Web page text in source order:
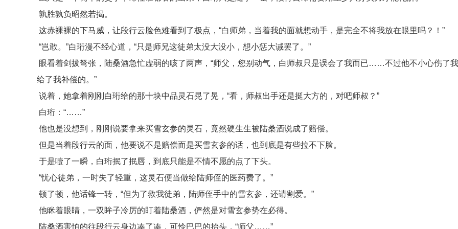
孰胜孰负昭然若揭。
这赤裸裸的下马威，让段行云脸色难看到了极点，“白师弟，当着我的面就想动手，是完全不将我放在眼里吗？！”
“岂敢。”白珩漫不经心道，“只是师兄这徒弟太没大没小，想小惩大诫罢了。”
眼看着剑拔弩张，陆桑酒急忙虚弱的咳了两声，“师父，您别动气，白师叔只是误会了我而已……不过他不小心伤了
给了我补偿的。”
说着，她拿着刚刚白珩给的那十块中品灵石晃了晃，“看，师叔出手还是挺大方的，对吧师叔？”
白珩：“……”
他也是没想到，刚刚说要拿来买雪玄参的灵石，竟然硬生生被陆桑酒说成了赔偿。
但是当着段行云的面，他要说不是赔偿而是买雪玄参的话，也到底是有些拉不下脸。
于是噎了一瞬，白珩抿了抿唇，到底只能是不情不愿的点了下头。
“忧心徒弟，一时失了轻重，这灵石便当做给陆师侄的医药费了。”
顿了顿，他话锋一转，“但为了救我徒弟，陆师侄手中的雪玄参，还请割爱。”
他眯着眼睛，一双眸子冷厉的盯着陆桑酒，俨然是对雪玄参势在必得。
陆桑酒害怕的往段行云身边凑了凑，可怜巴巴的抬头，“师父……”